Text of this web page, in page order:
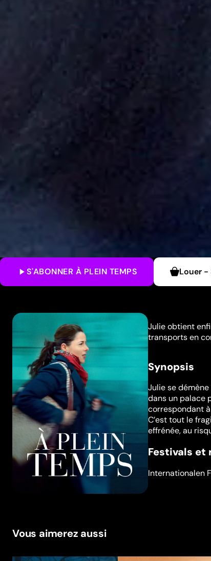
S'ABONNER À PLEIN TEMPS Louer -
Julie obtient
transports en
Synopsis
Julie se
dans un palace
correspondant
C’est tout le
effrénée, au
Festivals et
Internationalen
Vous aimerez aussi